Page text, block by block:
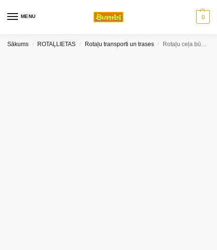
MENU 0
Sākums / ROTAĻLIETAS / Rotaļu transporti un trases / Rotaļu ceļa būves komplekts Cararama